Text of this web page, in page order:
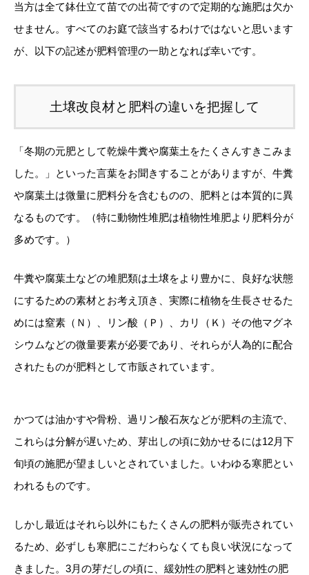
当方は全て鉢仕立て苗での出荷ですので定期的な施肥は欠か
せません。すべてのお庭で該当するわけではないと思います
が、以下の記述が肥料管理の一助となれば幸いです。
土壌改良材と肥料の違いを把握して
「冬期の元肥として乾燥牛糞や腐葉土をたくさんすきこみま
した。」といった言葉をお聞きすることがありますが、牛糞
や腐葉土は微量に肥料分を含むものの、肥料とは本質的に異
なるものです。（特に動物性堆肥は植物性堆肥より肥料分が
多めです。）
牛糞や腐葉土などの堆肥類は土壌をより豊かに、良好な状態
にするための素材とお考え頂き、実際に植物を生長させるた
めには窒素（Ｎ）、リン酸（Ｐ）、カリ（Ｋ）その他マグネ
シウムなどの微量要素が必要であり、それらが人為的に配合
されたものが肥料として市販されています。
かつては油かすや骨粉、過リン酸石灰などが肥料の主流で、
これらは分解が遅いため、芽出しの頃に効かせるには12月下
旬頃の施肥が望ましいとされていました。いわゆる寒肥とい
われるものです。
しかし最近はそれら以外にもたくさんの肥料が販売されてい
るため、必ずしも寒肥にこだわらなくても良い状況になって
きました。3月の芽だしの頃に、緩効性の肥料と速効性の肥